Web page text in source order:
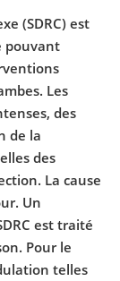
(SDRC) est
pouvant
Les
des
de la
des
La cause
Un
est traité
Pour le
telles